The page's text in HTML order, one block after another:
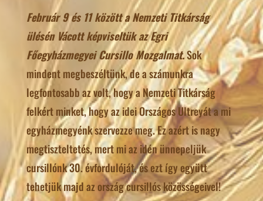
Február 9 és 11 között a Nemzeti Titkárság
ülésén Vácott képviseltük az Egri
Főegyházmegyei Cursillo Mozgalmat.Sok
mindent megbeszéltünk, de a számunkra
legfontosabb az volt, hogy a Nemzeti Titkárság
felkért minket, hogy az idei Országos Ultreyát a mi
egyházmegyénk szervezze meg. Ez azért is nagy
megtiszteltetés, mert mi az idén ünnepeljük
cursillónk 30. évfordulóját, és ezt így együtt
tehetjük majd az ország cursillós közösségeivel!